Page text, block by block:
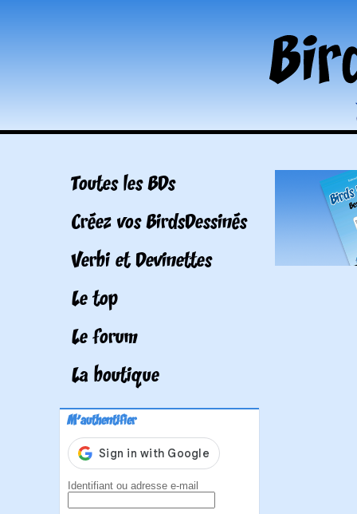
Toutes les BDs
Créez vos BirdsDessinés
Verbi et Devinettes
Le top
Le forum
La boutique
M'authentifier
Identifiant ou adresse e-mail